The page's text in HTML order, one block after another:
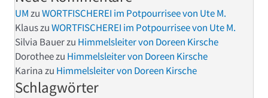
UMzuWORTFISCHEREI im Potpourrisee von Ute M.
KlauszuWORTFISCHEREI im Potpourrisee von Ute M.
Silvia Bauerzu Himmelsleiter von Doreen Kirsche
Dorotheezu Himmelsleiter von Doreen Kirsche
Karinazu Himmelsleiter von Doreen Kirsche
Schlagwörter